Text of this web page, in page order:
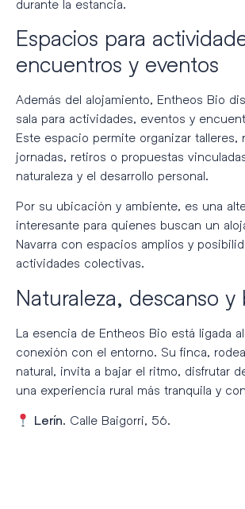
durante la estancia.
Espacios para
encuentros y eventos
Además del alojamiento, Entheos Bio
sala para actividades, eventos y
Este espacio permite organizar talleres,
jornadas, retiros o propuestas
naturaleza y el desarrollo personal.
Por su ubicación y ambiente, es una
interesante para quienes buscan un
Navarra con espacios amplios y
actividades colectivas.
Naturaleza, descanso y
La esencia de Entheos Bio está ligada
conexión con el entorno. Su finca,
natural, invita a bajar el ritmo, disfrutar
una experiencia rural más tranquila y
Lerín. Calle Baigorri, 56.